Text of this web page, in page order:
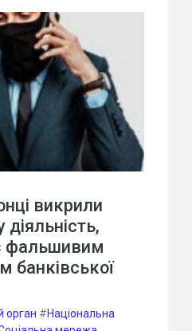
викрили
фальшивим
банківської
орган #Національна